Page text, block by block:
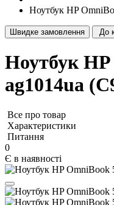
Ноутбук HP
Швидке замовлення До
Ноутбук
ag1014ua
Все про товар
Характеристики
Питання
0
Є в наявності